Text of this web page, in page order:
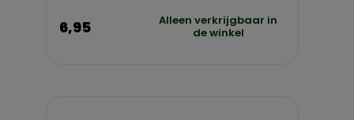
6,95
Alleen verkrijgbaar in
de winkel